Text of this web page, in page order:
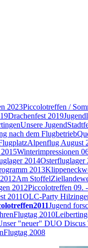
2023Piccolotreffen /
Drachenfest 2019
Unsere Jugend
nach dem Flugbetrieb
Alpenflug August
Winterimpressionen
2014Osterfluglager
2013
Am Stoffel
2012Piccolotreffen 09.
2011OLC-Party
Jugend
Flugtag 2010
"neuer" DUO Discus
Flugtag 2008